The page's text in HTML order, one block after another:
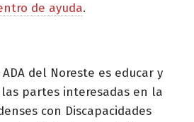
de ayuda.
del Noreste es educar y
partes interesadas en la
con Discapacidades